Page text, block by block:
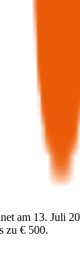
am 13. Juli
zu € 500.